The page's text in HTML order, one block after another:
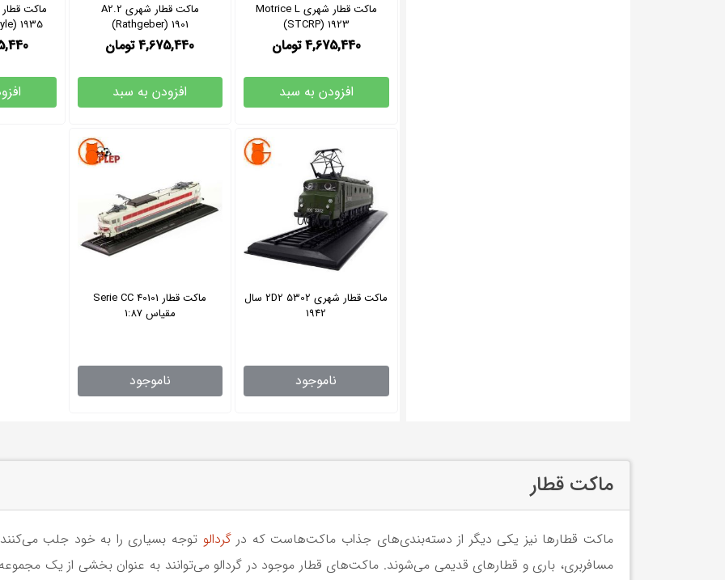
ماکت قطار شهری Motrice L
(STCRP) 1923
4,675,440 تومان
افزودن به سبد
ماکت قطار شهری A2.2
(Rathgeber) 1901
4,675,440 تومان
افزودن به سبد
1935
ماکت قطار شهری 2D2 5302 سال
1942
ناموجود
ماکت قطار Serie CC 40101
مقیاس 1:87
ناموجود
ماکت قطار
ماکت قطارها نیز یکی دیگر از دسته‌بندی‌های جذاب ماکت‌هاست که درگردالو توجه بسیاری را به خود جلب
مسافربری، باری و قطارهای قدیمی می‌شوند. ماکت‌های قطار موجود در گردالو می‌توانند به عنوان بخشی از یک